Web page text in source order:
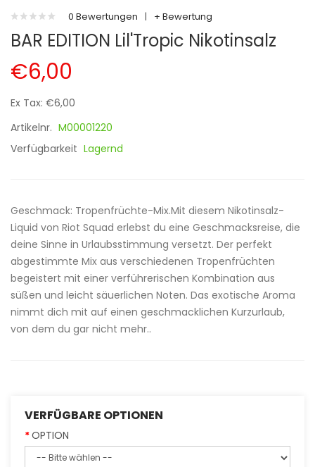
0 Bewertungen | + Bewertung
BAR EDITION Lil'Tropic Nikotinsalz
€6,00
Ex Tax: €6,00
Artikelnr. M00001220
Verfügbarkeit Lagernd
Geschmack: Tropenfrüchte-Mix.Mit diesem Nikotinsalz-
Liquid von Riot Squad erlebst du eine Geschmacksreise, die
deine Sinne in Urlaubsstimmung versetzt. Der perfekt
abgestimmte Mix aus verschiedenen Tropenfrüchten
begeistert mit einer verführerischen Kombination aus
süßen und leicht säuerlichen Noten. Das exotische Aroma
nimmt dich mit auf einen geschmacklichen Kurzurlaub,
von dem du gar nicht mehr..
VERFÜGBARE OPTIONEN
OPTION